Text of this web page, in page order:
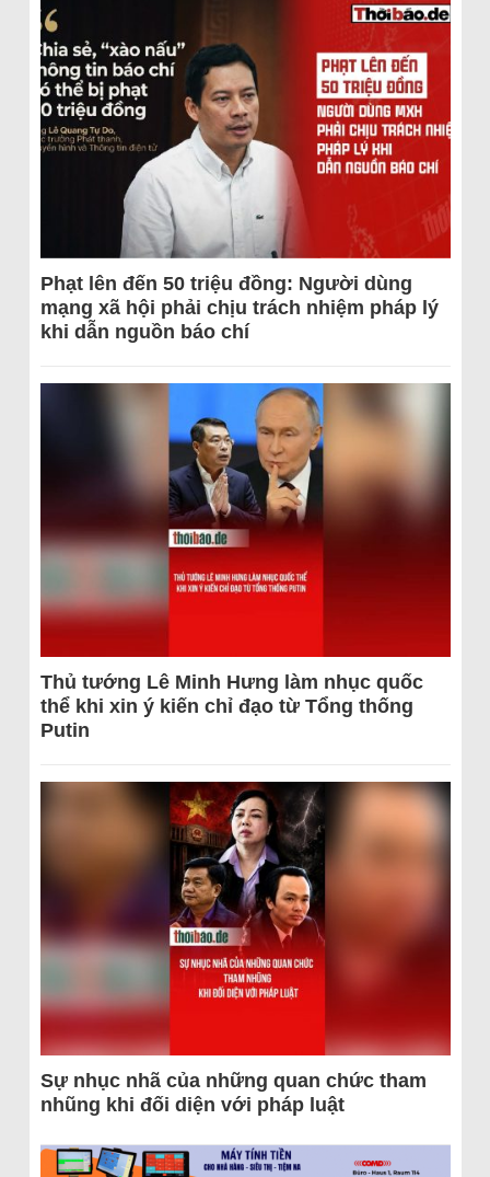
Phạt lên đến 50 triệu đồng: Người dùng
mạng xã hội phải chịu trách nhiệm pháp lý
khi dẫn nguồn báo chí
Thủ tướng Lê Minh Hưng làm nhục quốc
thể khi xin ý kiến chỉ đạo từ Tổng thống
Putin
Sự nhục nhã của những quan chức tham
nhũng khi đối diện với pháp luật